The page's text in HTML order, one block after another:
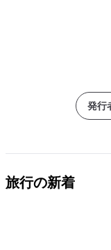
発行
旅行の新着